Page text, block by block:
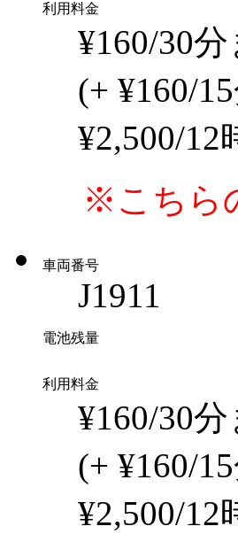
利用料金
¥160/30
(+ ¥160/
¥2,500/12
※こちら
車両番号
J1911
電池残量
利用料金
¥160/30
(+ ¥160/
¥2,500/12